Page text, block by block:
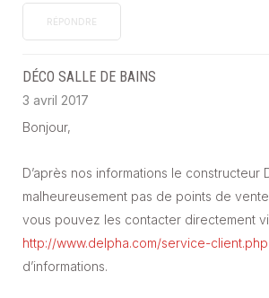
RÉPONDRE
DÉCO SALLE DE BAINS
3 avril 2017
Bonjour,
D’après nos informations le constructeur
malheureusement pas de points de
vous pouvez les contacter directement
http://www.delpha.com/service-client.php
d’informations.